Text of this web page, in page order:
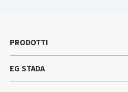
PRODOTTI
Listino prodotti
EG STADA